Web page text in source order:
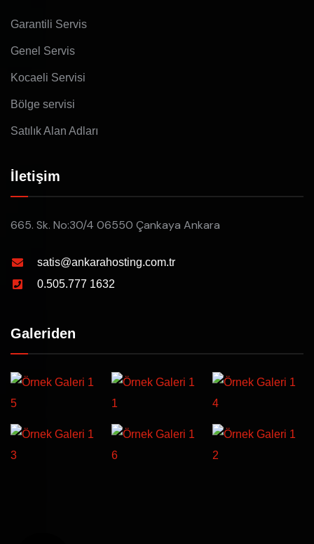
Garantili Servis
Genel Servis
Kocaeli Servisi
Bölge servisi
Satılık Alan Adları
İletişim
665. Sk. No:30/4 06550 Çankaya Ankara
satis@ankarahosting.com.tr
0.505.777 1632
Galeriden